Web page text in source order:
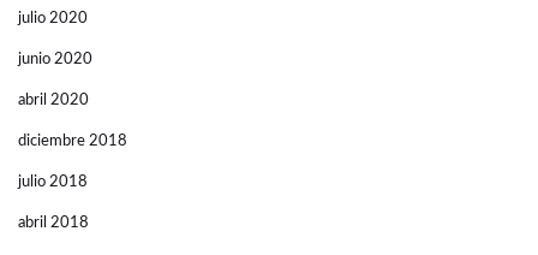
julio 2020
junio 2020
abril 2020
diciembre 2018
julio 2018
abril 2018